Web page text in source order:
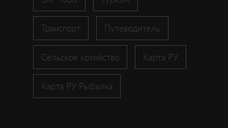
Транспорт Путеводитель
Сельское хозяйство Карта РУ
Карта РУ Рыбалка